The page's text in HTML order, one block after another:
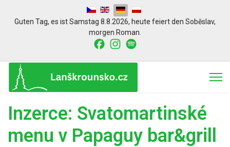
Sprache auswählen
Guten Tag, es istSamstag 8.8.2026, heute feiert den Soběslav,
morgen Roman.
Inzerce: Svatomartinské
menu v Papaguy bar&grill